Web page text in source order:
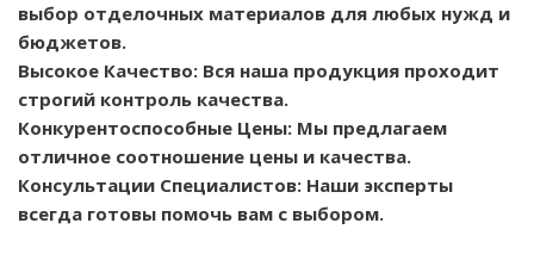
выбор отделочных материалов для любых нужд и
бюджетов.
Высокое Качество: Вся наша продукция проходит
строгий контроль качества.
Конкурентоспособные Цены: Мы предлагаем
отличное соотношение цены и качества.
Консультации Специалистов: Наши эксперты
всегда готовы помочь вам с выбором.